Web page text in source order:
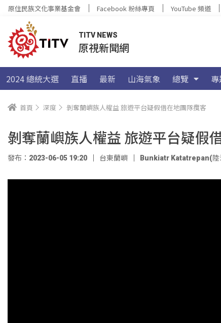
原住民族文化事業基金會 Facebook 粉絲專頁 YouTube 頻道
TITV NEWS
原視新聞網
2024 總統大選 直播 最新 山海氣象 總覽
首頁 深度 剝奪蘭嶼族人權益 旅遊平台疑假借在地團隊攬客
剝奪蘭嶼族人權益 旅遊平台疑假
發布：2023-06-05 19:20 台東蘭嶼 Bunkiatr Katatrepan(陸